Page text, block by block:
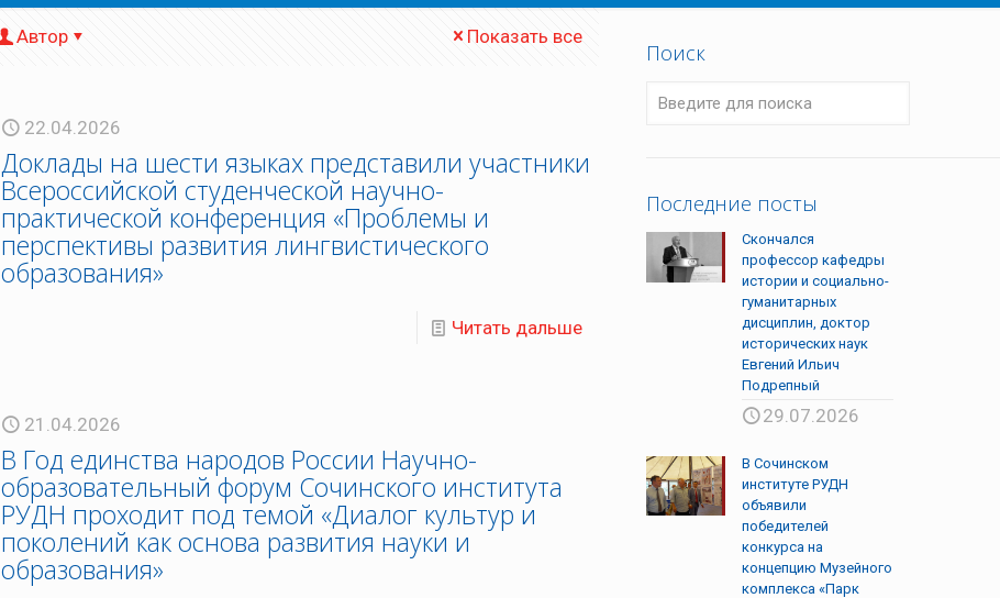
Автор Показать все
22.04.2026
Доклады на шести языках представили участники
Всероссийской студенческой научно-
практической конференция «Проблемы и
перспективы развития лингвистического
образования»
Читать дальше
21.04.2026
В Год единства народов России Научно-
образовательный форум Сочинского института
РУДН проходит под темой «Диалог культур и
поколений как основа развития науки и
образования»
Поиск
Последние посты
Скончался
профессор кафедры
истории и социально-
гуманитарных
дисциплин, доктор
исторических наук
Евгений Ильич
Подрепный
29.07.2026
В Сочинском
институте РУДН
объявили
победителей
конкурса на
концепцию Музейного
комплекса «Парк